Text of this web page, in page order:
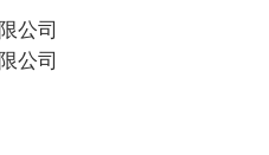
公司
公司